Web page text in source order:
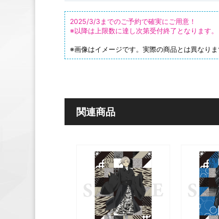
2025/3/3までのご予約で確実にご用意！
※以降は上限数に達し次第受付終了となります。
※画像はイメージです。実際の商品とは異なり
関連商品